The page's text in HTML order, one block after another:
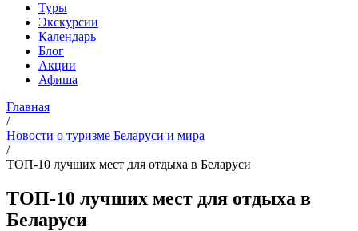
Туры
Экскурсии
Календарь
Блог
Акции
Афиша
Главная
/
Новости о туризме Беларуси и мира
/
ТОП-10 лучших мест для отдыха в Беларуси
ТОП-10 лучших мест для отдыха в
Беларуси